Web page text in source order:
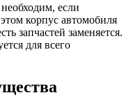
если
корпус автомобиля
запчастей заменяется.
для всего